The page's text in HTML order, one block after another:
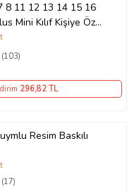
8 11 12 13 14 15 16
Mini Kılıf Kişiye Özel
Silikon
(103)
296,82 TL
Resim Baskılı
(17)